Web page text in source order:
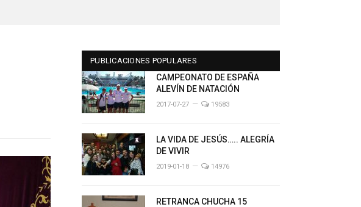
PUBLICACIONES POPULARES
CAMPEONATO DE ESPAÑA
ALEVÍN DE NATACIÓN
2017-07-27 19583
LA VIDA DE JESÚS….. ALEGRÍA
DE VIVIR
2019-01-18 14976
RETRANCA CHUCHA 15